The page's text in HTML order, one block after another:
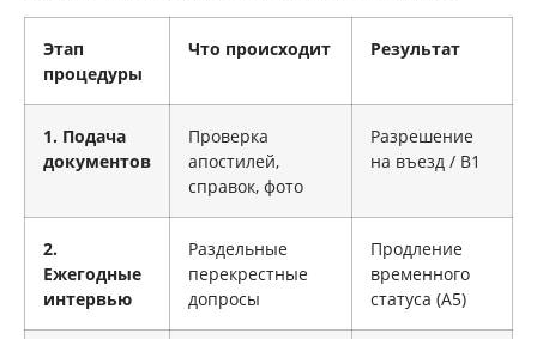
Этап
процедуры
Что происходит Результат
1. Подача
документов
Проверка
апостилей,
справок, фото
Разрешение
на въезд / B1
2.
Ежегодные
интервью
Раздельные
перекрестные
допросы
Продление
временного
статуса (А5)